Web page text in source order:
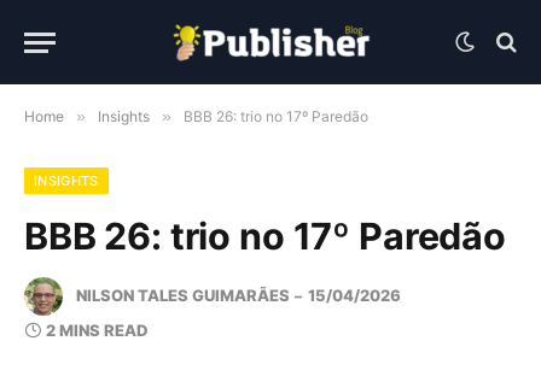
Home » Insights » BBB 26: trio no 17º Paredão
INSIGHTS
BBB 26: trio no 17º Paredão
NILSON TALES GUIMARÃES
15/04/2026
2 MINS READ